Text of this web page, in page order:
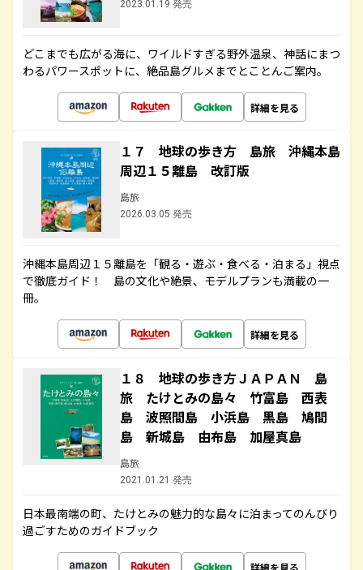
2023.01.19 発売
どこまでも広がる海に、ワイルドすぎる野外温泉、神話にまつ
わるパワースポットに、絶品島グルメまでとことんご案内。
詳細を見る
１７ 地球の歩き方 島旅 沖縄本島
周辺１５離島 改訂版
島旅
2026.03.05 発売
沖縄本島周辺１５離島を「観る・遊ぶ・食べる・泊まる」視点
で徹底ガイド！ 島の文化や絶景、モデルプランも満載の一
冊。
詳細を見る
１８ 地球の歩き方ＪＡＰＡＮ 島
旅 たけとみの島々 竹富島 西表
島 波照間島 小浜島 黒島 鳩間
島 新城島 由布島 加屋真島
島旅
2021.01.21 発売
日本最南端の町、たけとみの魅力的な島々に泊まってのんびり
過ごすためのガイドブック
詳細を見る